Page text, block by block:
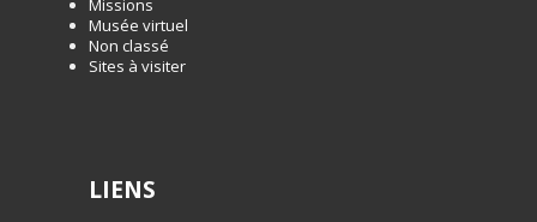
Missions
Musée virtuel
Non classé
Sites à visiter
LIENS